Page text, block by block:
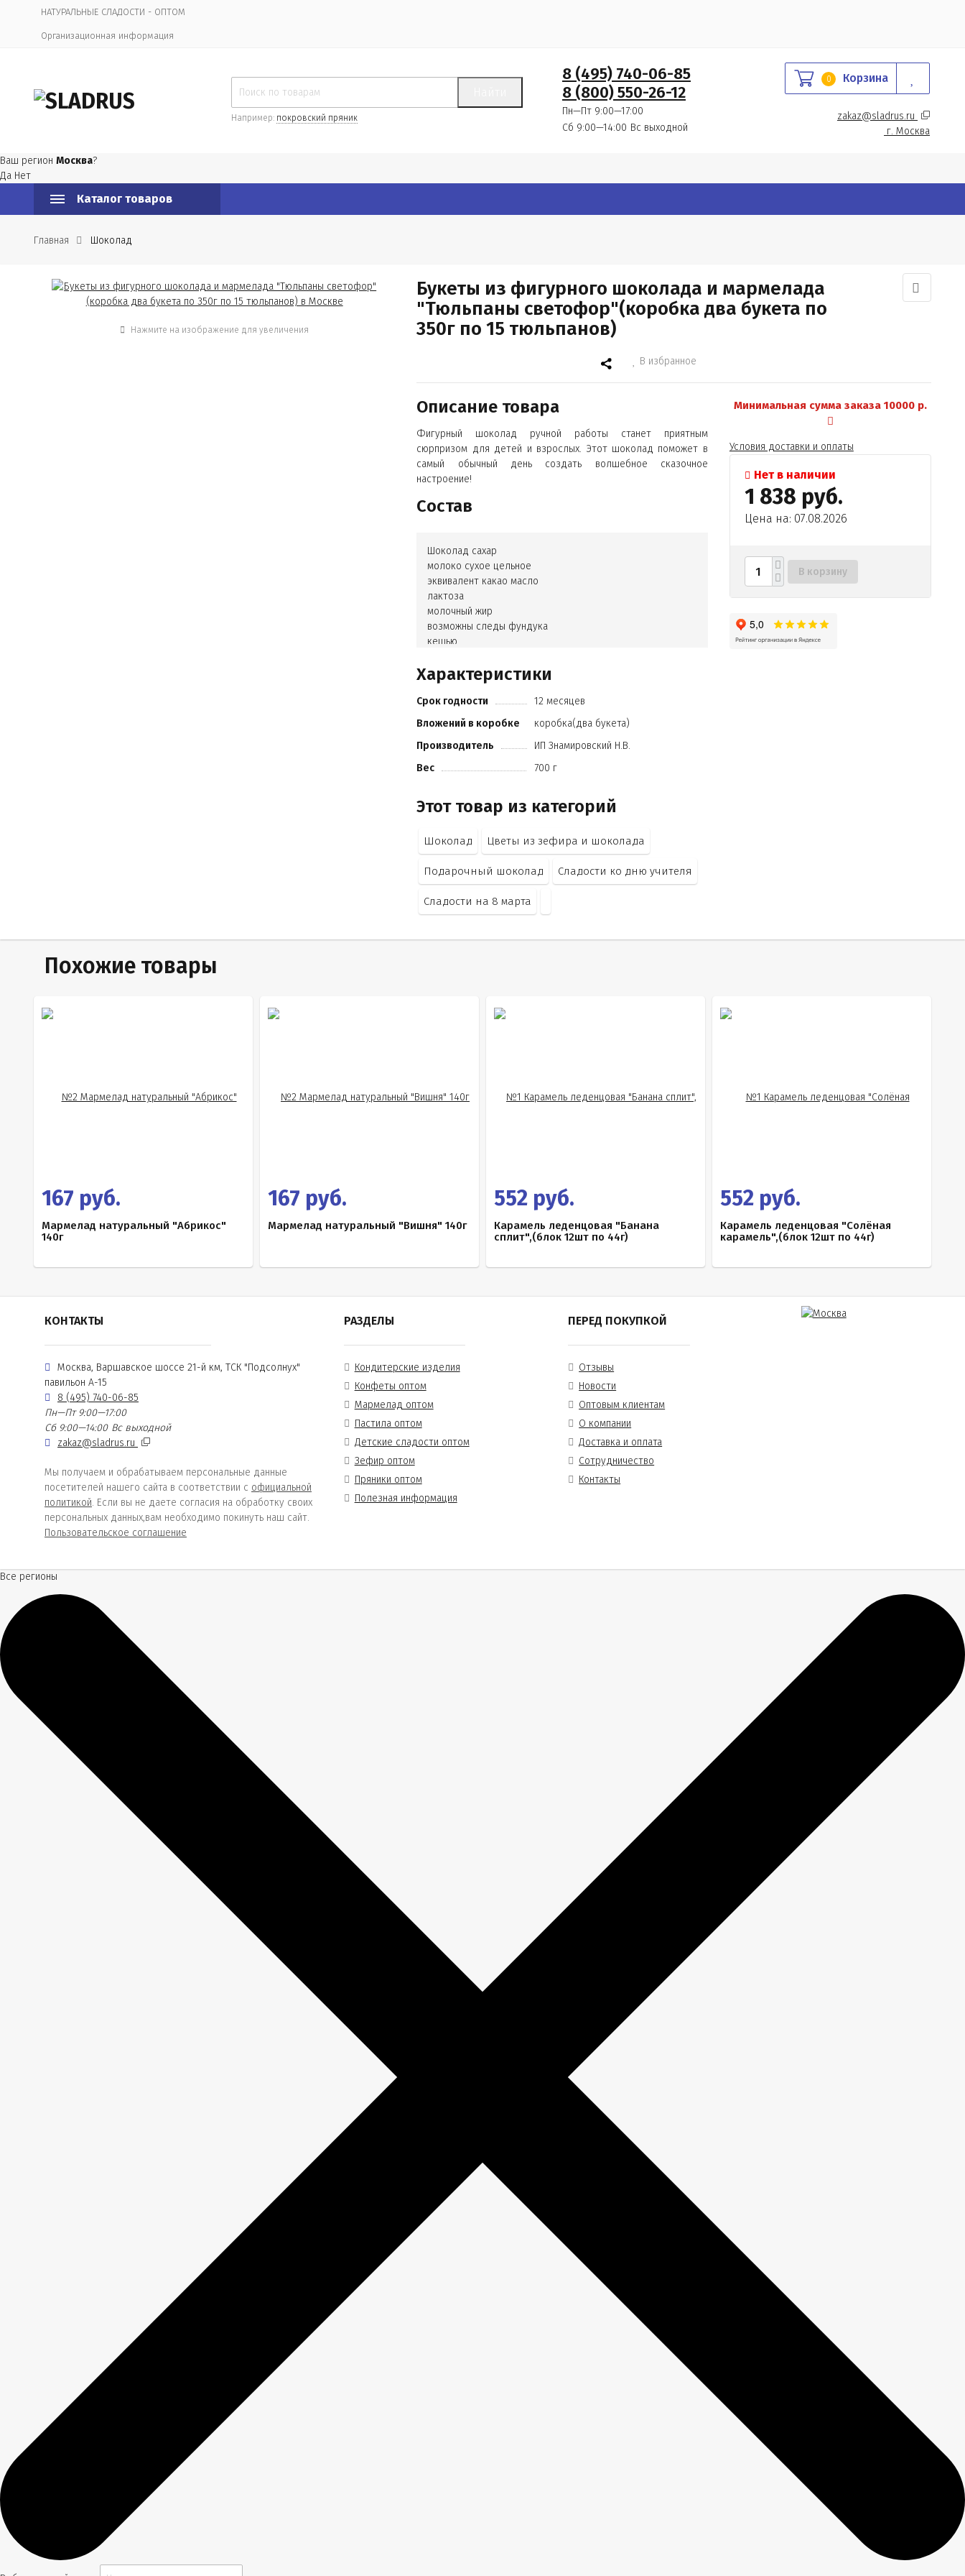
НАТУРАЛЬНЫЕ СЛАДОСТИ - ОПТОМ
Организационная информация
Например: покровский пряник
8 (495) 740-06-85
8 (800) 550-26-12
Пн—Пт 9:00—17:00
Сб 9:00—14:00 Вс выходной
0 Корзина
zakaz@sladrus.ru
г. Москва
Ваш регион Москва?
Да Нет
Каталог товаров
Главная Шоколад
Нажмите на изображение для увеличения
Букеты из фигурного шоколада и мармелада
"Тюльпаны светофор"(коробка два букета по
350г по 15 тюльпанов)
В избранное
Описание товара
Фигурный шоколад ручной работы станет приятным
сюрпризом для детей и взрослых. Этот шоколад поможет в
самый обычный день создать волшебное сказочное
настроение!
Состав
Шоколад сахар
молоко сухое цельное
эквивалент какао масло
лактоза
молочный жир
возможны следы фундука
кешью
экстракт ванилин
пищевой краситель. Мармелад сахар
патока крахмальная
желатин
сок яблочный
сорбитовый сироп
содержит красители и подсластители
Характеристики
Срок годности
12 месяцев
Вложений в коробке
коробка(два букета)
Производитель
ИП Знамировский Н.В.
Вес
700 г
Этот товар из категорий
Шоколад Цветы из зефира и шоколада
Подарочный шоколад Сладости ко дню учителя
Сладости на 8 марта
Минимальная сумма заказа 10000 р.
Условия доставки и оплаты
Нет в наличии
1 838 руб.
Цена на: 07.08.2026
В корзину
Похожие товары
167 руб.
Мармелад натуральный "Абрикос"
140г
167 руб.
Мармелад натуральный "Вишня" 140г
552 руб.
Карамель леденцовая "Банана
сплит",(блок 12шт по 44г)
552 руб.
Карамель леденцовая "Солёная
карамель",(блок 12шт по 44г)
КОНТАКТЫ
Москва, Варшавское шоссе 21-й км, ТСК "Подсолнух"
павильон А-15
8 (495) 740-06-85
Пн—Пт 9:00—17:00
Сб 9:00—14:00 Вс выходной
zakaz@sladrus.ru
Мы получаем и обрабатываем персональные данные
посетителей нашего сайта в соответствии с официальной
политикой. Если вы не даете согласия на обработку своих
персональных данных,вам необходимо покинуть наш сайт.
Пользовательское соглашение
РАЗДЕЛЫ
Кондитерские изделия
Конфеты оптом
Мармелад оптом
Пастила оптом
Детские сладости оптом
Зефир оптом
Пряники оптом
Полезная информация
ПЕРЕД ПОКУПКОЙ
Отзывы
Новости
Оптовым клиентам
О компании
Доставка и оплата
Сотрудничество
Контакты
Все регионы